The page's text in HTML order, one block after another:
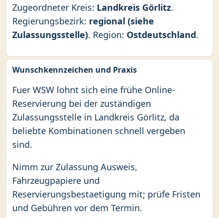
Zugeordneter Kreis: Landkreis Görlitz.
Regierungsbezirk: regional (siehe
Zulassungsstelle). Region: Ostdeutschland.
Wunschkennzeichen und Praxis
Fuer WSW lohnt sich eine frühe Online-
Reservierung bei der zuständigen
Zulassungsstelle in Landkreis Görlitz, da
beliebte Kombinationen schnell vergeben
sind.
Nimm zur Zulassung Ausweis,
Fahrzeugpapiere und
Reservierungsbestaetigung mit; prüfe Fristen
und Gebühren vor dem Termin.